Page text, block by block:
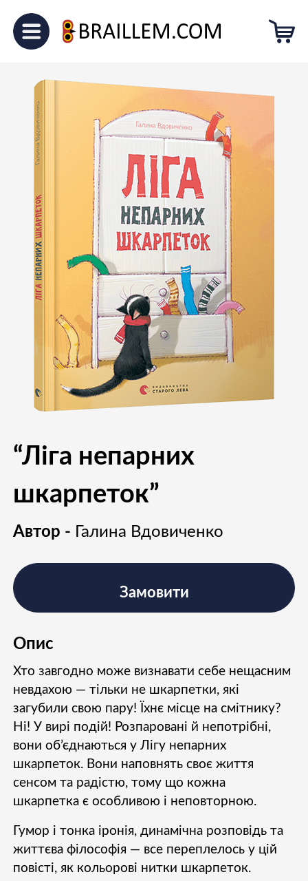
Головна Для малечі
“Ліга
непарних шкарпеток”
“Ліга непарних
шкарпеток”
Автор - Галина Вдовиченко
Опис
Хто завгодно може визнавати себе нещасним
невдахою — тільки не шкарпетки, які
загубили свою пару! Їхнє місце на смітнику?
Ні! У вирі подій! Розпаровані й непотрібні,
вони об’єднаються у Лігу непарних
шкарпеток. Вони наповнять своє життя
сенсом та радістю, тому що кожна
шкарпетка є особливою і не­пов­тор­ною.
Гумор і тонка іронія, динамічна розповідь та
життєва філософія — все переплелось у цій
повісті, як кольорові нитки шкарпеток.
Замовити